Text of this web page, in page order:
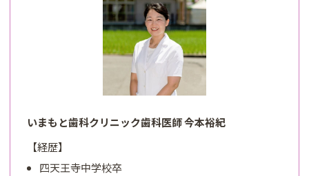
いまもと歯科クリニック歯科医師 今本裕紀
【経歴】
四天王寺中学校卒